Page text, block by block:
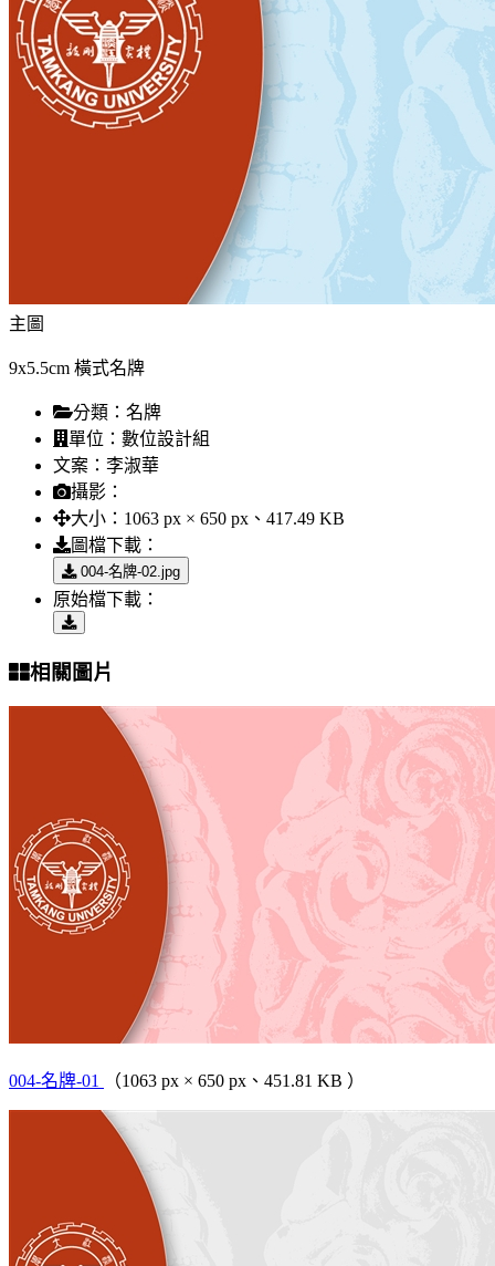
主圖
9x5.5cm 橫式名牌
分類： 名牌
單位： 數位設計組
文案： 李淑華
攝影：
大小： 1063 px × 650 px、417.49 KB
圖檔下載：
004-名牌-02.jpg
原始檔下載：
相關圖片
004-名牌-01 （1063 px × 650 px、451.81 KB ）